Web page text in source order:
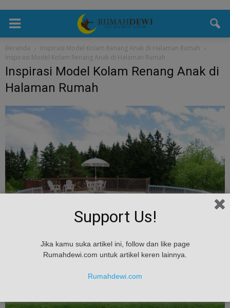
Beranda
Inspirasi Model Kolam Renang Anak di Halaman Rumah
Inspirasi Model Kolam Renang Anak di Halaman Rumah
Inspirasi Model Kolam Renang Anak di
Halaman Rumah
Support Us!
Jika kamu suka artikel ini, follow dan like page
Rumahdewi.com untuk artikel keren lainnya.
Rumahdewi.com